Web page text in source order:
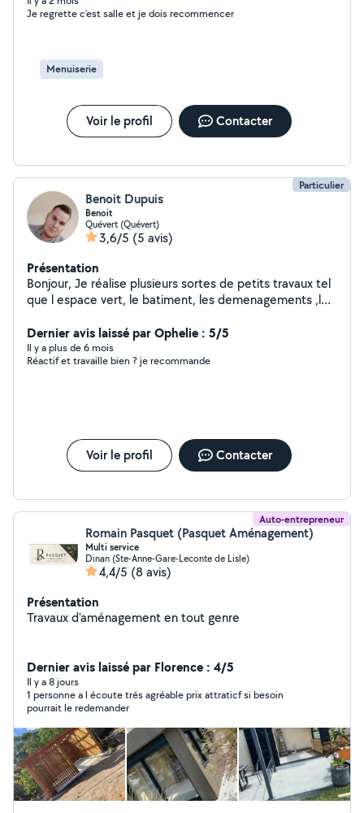
Je regrette c’est salle et je dois recommencer
Menuiserie
Voir le profil Contacter
Particulier
Benoit Dupuis
Benoit
Quévert (Quévert)
3,6/5 (5 avis)
Présentation
Bonjour, Je réalise plusieurs sortes de petits travaux tel
que l espace vert, le batiment, les demenagements ,le
Dernier avis laissé par Ophelie : 5/5
Il y a plus de 6 mois
Réactif et travaille bien ? je recommande
Voir le profil Contacter
Auto-entrepreneur
Romain Pasquet (Pasquet Aménagement)
Multi service
Dinan (Ste-Anne-Gare-Leconte de Lisle)
4,4/5 (8 avis)
Présentation
Travaux d'aménagement en tout genre
Dernier avis laissé par Florence : 4/5
Il y a 8 jours
1 personne a l écoute trés agréable prix attraticf si besoin
pourrait le redemander